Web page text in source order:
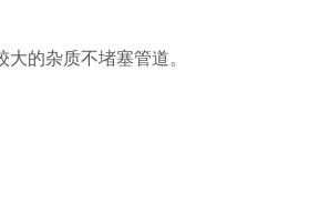
的杂质不堵塞管道。